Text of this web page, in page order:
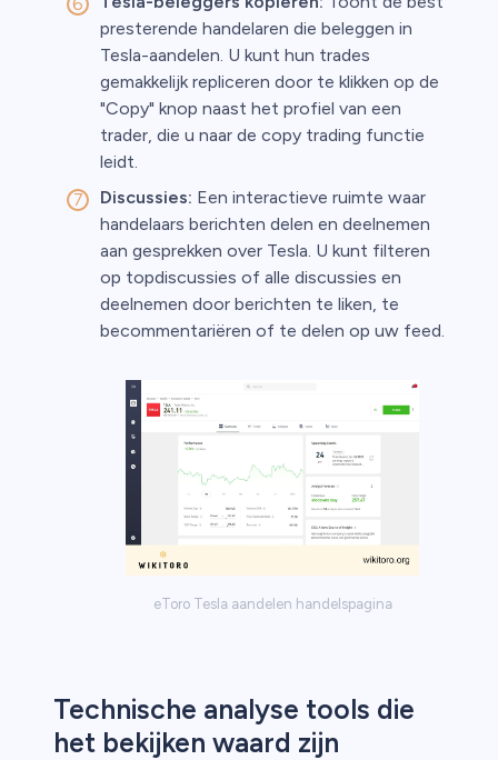
presterende handelaren die beleggen in
Tesla-aandelen. U kunt hun trades
gemakkelijk repliceren door te klikken op de
"Copy" knop naast het profiel van een
trader, die u naar de copy trading functie
leidt.
Discussies: Een interactieve ruimte waar
handelaars berichten delen en deelnemen
aan gesprekken over Tesla. U kunt filteren
op topdiscussies of alle discussies en
deelnemen door berichten te liken, te
becommentariëren of te delen op uw feed.
eToro Tesla aandelen handelspagina
Technische analyse tools die
het bekijken waard zijn